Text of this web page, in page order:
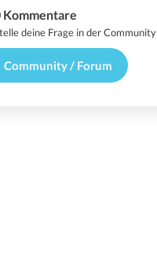
Kommentare
deine Frage in der Community
Community / Forum